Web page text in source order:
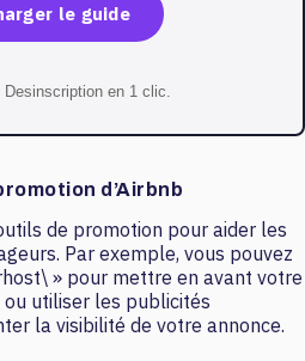
le guide
Desinscription en 1 clic.
d’Airbnb
de promotion pour aider les
Par exemple, vous pouvez
» pour mettre en avant votre
ou utiliser les publicités
la visibilité de votre annonce.